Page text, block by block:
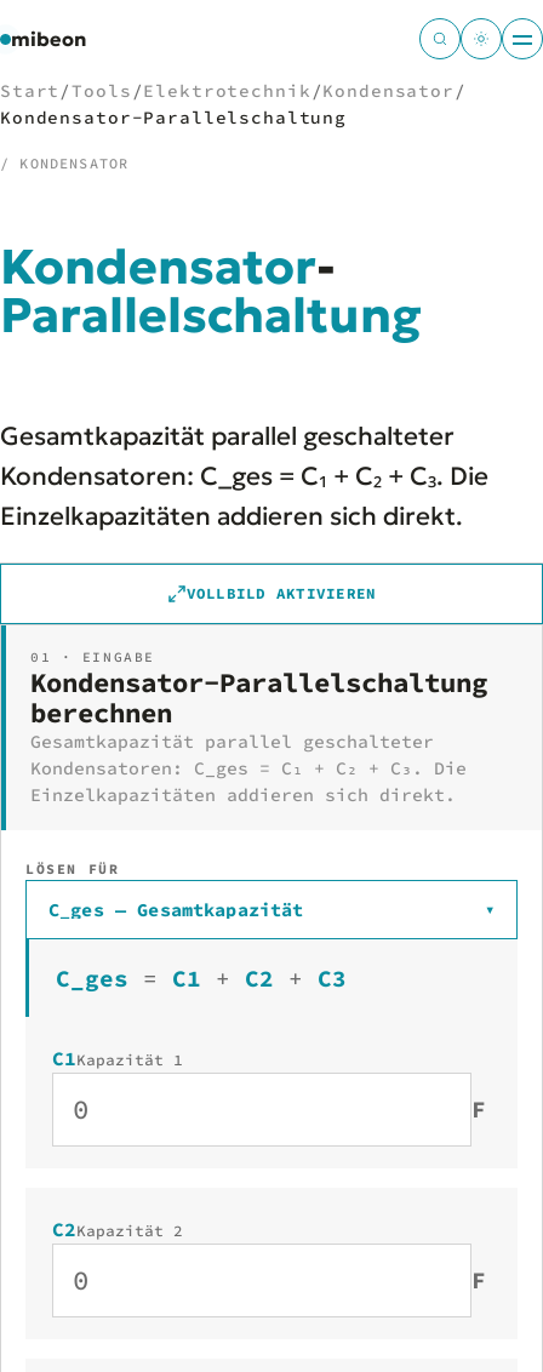
mibeon
01 Start
02MB
03 Projekte
06Tools
Welten
Start /Tools /Elektrotechnik /Kondensator /
Kondensator-Parallelschaltung
/ KONDENSATOR
Kondensator-
Parallelschaltung
Gesamtkapazität parallel geschalteter
Kondensatoren: C_ges = C₁ + C₂ + C₃. Die
Einzelkapazitäten addieren sich direkt.
VOLLBILD AKTIVIEREN
01 · EINGABE
Kondensator-Parallelschaltung
berechnen
Gesamtkapazität parallel geschalteter
Kondensatoren: C_ges = C₁ + C₂ + C₃. Die
Einzelkapazitäten addieren sich direkt.
LÖSEN FÜR
C_ges — Gesamtkapazität ▾
C_ges = C1 + C2 + C3
C1Kapazität 1
F
C2Kapazität 2
F